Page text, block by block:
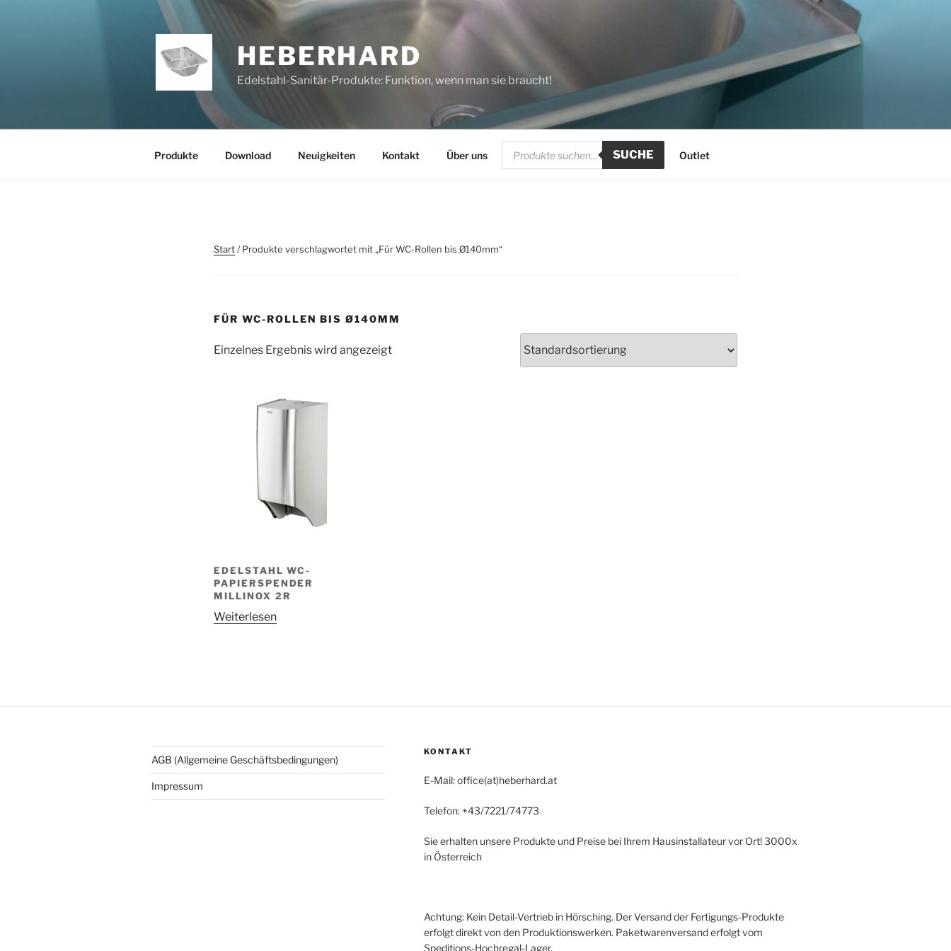
HEBERHARD
Edelstahl-Sanitär-Produkte: Funktion, wenn man sie braucht!
Produkte Download Neuigkeiten Kontakt Über uns
Products
search
SUCHE Outlet
Start/ Produkte verschlagwortet mit „Für WC-Rollen bis Ø140mm“
FÜR WC-ROLLEN BIS Ø140MM
Einzelnes Ergebnis wird angezeigt
EDELSTAHL WC-
PAPIERSPENDER
MILLINOX 2R
Weiterlesen
AGB (Allgemeine Geschäftsbedingungen)
Impressum
KONTAKT
E-Mail: office(at)heberhard.at
Telefon: +43/7221/74773
Sie erhalten unsere Produkte und Preise bei Ihrem Hausinstallateur vor Ort! 3000x
in Österreich
Achtung: Kein Detail-Vertrieb in Hörsching. Der Versand der Fertigungs-Produkte
erfolgt direkt von den Produktionswerken. Paketwarenversand erfolgt vom
Speditions-Hochregal-Lager.